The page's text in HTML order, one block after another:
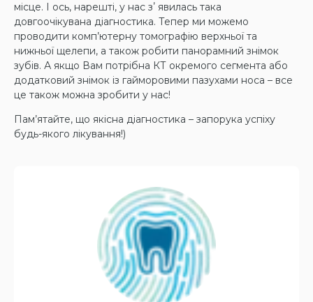
місце. І ось, нарешті, у нас зʼ явилась така
довгоочікувана діагностика. Тепер ми можемо
проводити комп’ютерну томографію верхньої та
нижньої щелепи, а також робити панорамний знімок
зубів. А якщо Вам потрібна КТ окремого сегмента або
додатковий знімок із гайморовими пазухами носа – все
це також можна зробити у нас!
Пам’ятайте, що якісна діагностика – запорука успіху
будь-якого лікування!)